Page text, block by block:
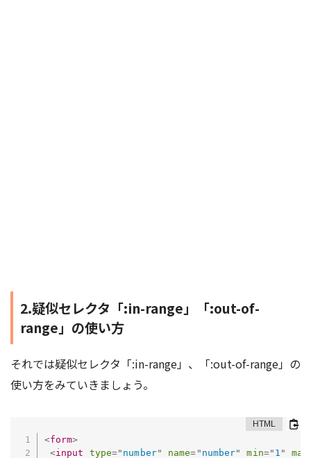
2.疑似セレクタ「:in-range」「:out-of-
range」の使い方
それでは疑似セレクタ「:in-range」、「:out-of-range」の
使い方をみていきましょう。
<form>
<input type=" number" name= " number" min=" 1 " max